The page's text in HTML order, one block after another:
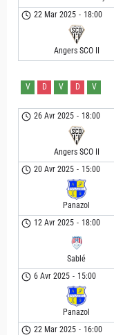
22 Mar 2025 - 18:00
Angers SCO II
V D V D V
26 Avr 2025 - 18:00
Angers SCO II
20 Avr 2025 - 15:00
Panazol
12 Avr 2025 - 18:00
Sablé
6 Avr 2025 - 15:00
Panazol
22 Mar 2025 - 16:00